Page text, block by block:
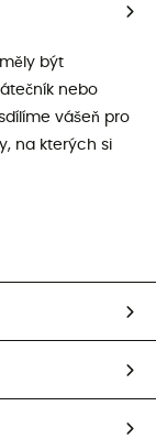
být
nebo
vášeň pro
na kterých si